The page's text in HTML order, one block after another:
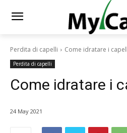
Perdita di capelli Come idratare i
Perdita di capelli
Come idratare i
24 May 2021